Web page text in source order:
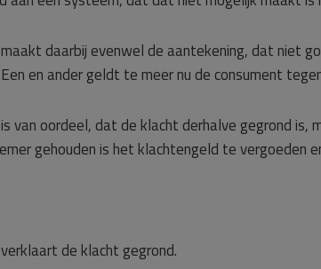
daarbij evenwel de aantekening, dat niet
en ander geldt te meer nu de consument
van oordeel, dat de klacht derhalve gegrond
gehouden is het klachtengeld te vergoeden
de klacht gegrond.